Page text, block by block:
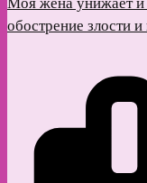
обострение злости